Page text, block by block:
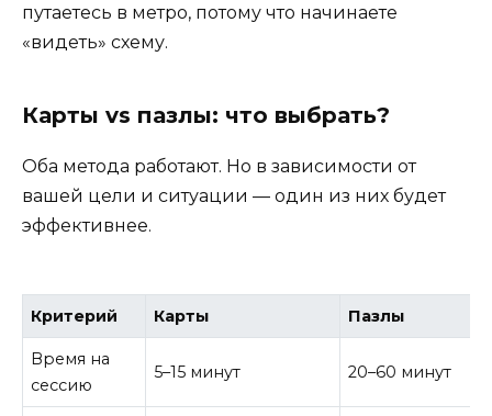
путаетесь в метро, потому что начинаете
«видеть» схему.
Карты vs пазлы: что выбрать?
Оба метода работают. Но в зависимости от
вашей цели и ситуации — один из них будет
эффективнее.
Критерий Карты Пазлы
Время на
сессию
5–15 минут 20–60 минут